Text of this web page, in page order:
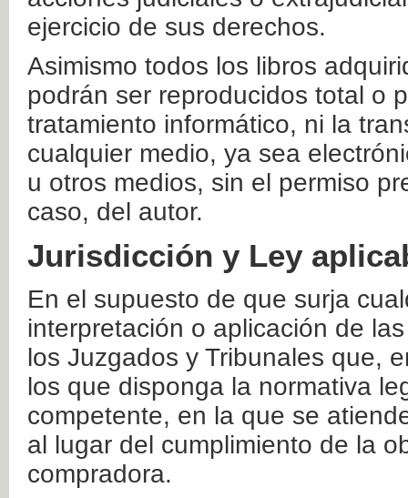
ejercicio de sus derechos.
Asimismo todos los libros
podrán ser reproducidos total o
tratamiento informático, ni la
cualquier medio, ya sea
u otros medios, sin el permiso
caso, del autor.
Jurisdicción y Ley
En el supuesto de que surja
interpretación o aplicación de
los Juzgados y Tribunales que,
los que disponga la normativa
competente, en la que se
al lugar del cumplimiento de la
compradora.